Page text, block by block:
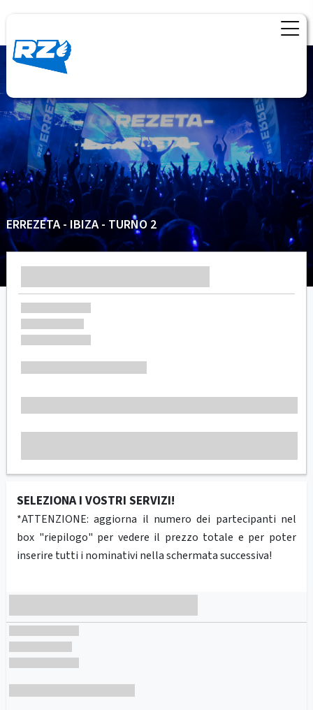
ERREZETA - IBIZA - TURNO 2
SELEZIONA I VOSTRI SERVIZI!
*ATTENZIONE: aggiorna il numero dei partecipanti nel
box "riepilogo" per vedere il prezzo totale e per poter
inserire tutti i nominativi nella schermata successiva!